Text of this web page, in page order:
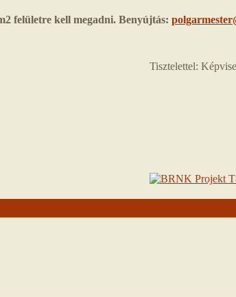
felületre kell megadni. Benyújtás:
Tisztelettel: